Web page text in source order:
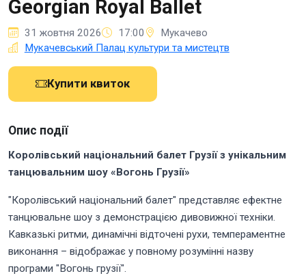
Georgian Royal Ballet
31 жовтня 2026 17:00
Мукачево
Мукачевський Палац культури та мистецтв
Купити квиток
Опис події
Королівський національний балет Грузії з унікальним
танцювальним шоу «Вогонь Грузії»
"Королівський національний балет" представляє ефектне
танцювальне шоу з демонстрацією дивовижної техніки.
Кавказькі ритми, динамічні відточені рухи, темпераментне
виконання – відображає у повному розумінні назву
програми "Вогонь грузії".